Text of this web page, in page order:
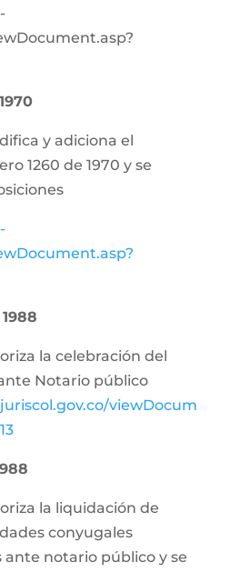
y adiciona el
1260 de 1970 y se
la celebración del
Notario público
viewDocum
la liquidación de
conyugales
ante notario público y se